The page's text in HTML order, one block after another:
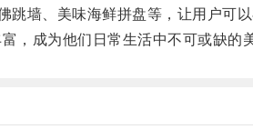
墙、美味海鲜拼盘等，让用户可以
成为他们日常生活中不可或缺的美